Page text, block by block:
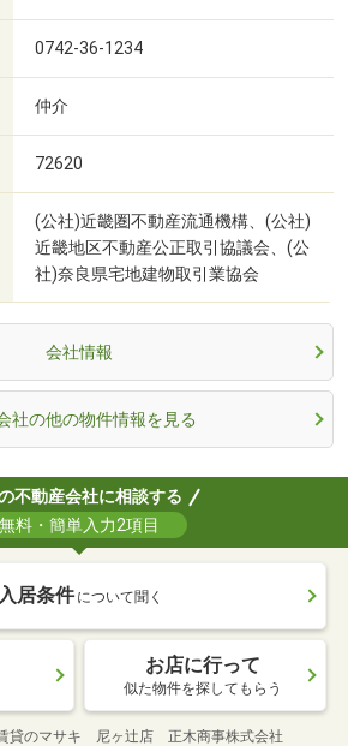
0742-36-1234
仲介
72620
(公社)近畿圏不動産流通機構、(公社)
近畿地区不動産公正取引協議会、(公
社)奈良県宅地建物取引業協会
会社情報
社の他の物件情報を見る
不動産会社に相談する
無料・簡単入力2項目
入居条件 について聞く
お店に行って
似た物件を探してもらう
貸のマサキ 尼ヶ辻店 正木商事株式会社